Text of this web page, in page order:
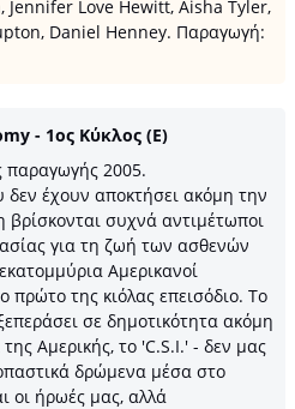
Love Hewitt, Aisha Tyler,
Daniel Henney. Παραγωγή:
- 1ος Κύκλος (Ε)
παραγωγής 2005.
δεν έχουν αποκτήσει ακόμη την
συχνά αντιμέτωποι
για τη ζωή των ασθενών
Αμερικανοί
πρώτο της κιόλας επεισόδιο. Το
σε δημοτικότητα ακόμη
Αμερικής, το 'C.S.I.' - δεν μας
δρώμενα μέσα στο
οι ήρωές μας, αλλά